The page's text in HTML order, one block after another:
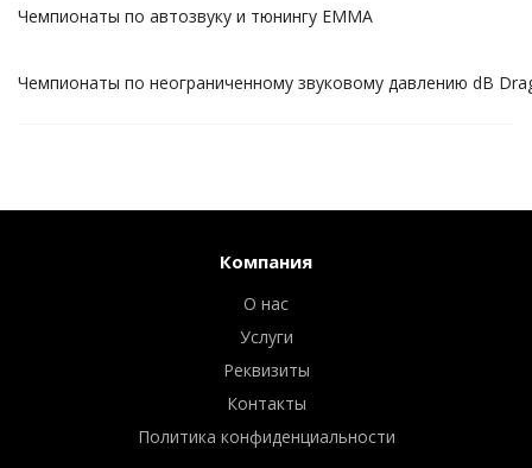
Чемпионаты по автозвуку и тюнингу EMMA
Чемпионаты по неограниченному звуковому давлению dB
Компания
О нас
Услуги
Реквизиты
Контакты
Политика конфиденциальности